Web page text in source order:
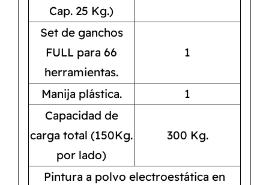
Cap. 25 Kg.)
Set de ganchos
FULL para 66
herramientas.
1
Manija plástica.
1
Capacidad de
carga total (150Kg.
por lado)
300 Kg.
Pintura a polvo electroestática en